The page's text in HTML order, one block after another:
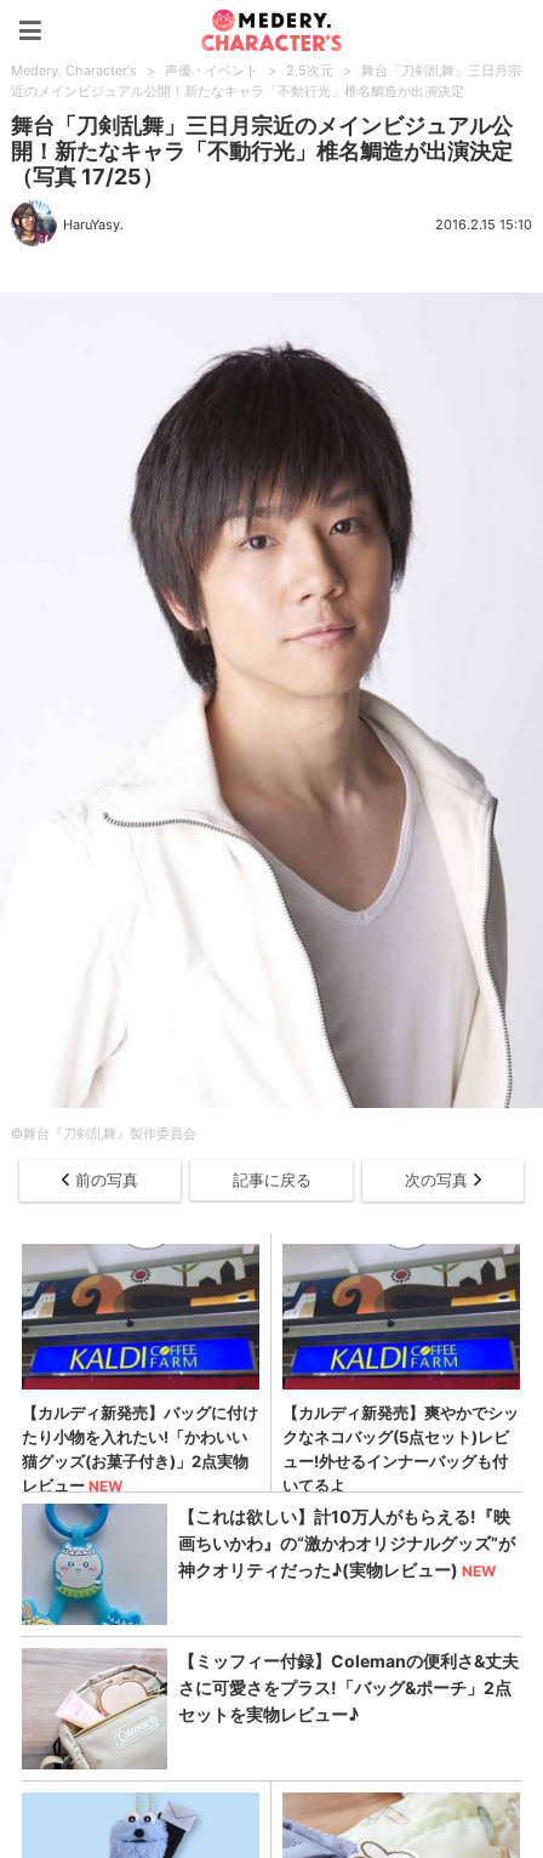
Medery. Character's > 声優・イベント > 2.5次元 >
舞台「刀剣乱舞」三日月宗
近のメインビジュアル公開！新たなキャラ「不動行光」椎名鯛造が出演決定
舞台「刀剣乱舞」三日月宗近のメインビジュアル公
開！新たなキャラ「不動行光」椎名鯛造が出演決定
（写真 17/25）
HaruYasy. 2016.2.15 15:10
​©舞台『刀剣乱舞』製作委員会
前の写真 記事に戻る 次の写真